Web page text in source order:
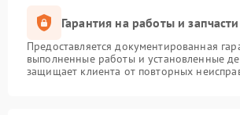
Гарантия на работы и запчасти
Предоставляется документированная
выполненные работы и установленные
защищает клиента от повторных